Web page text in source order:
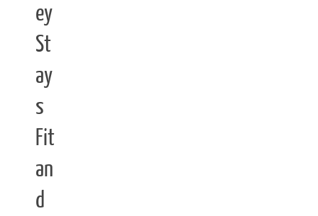
ey
St
ay
s
Fit
an
d